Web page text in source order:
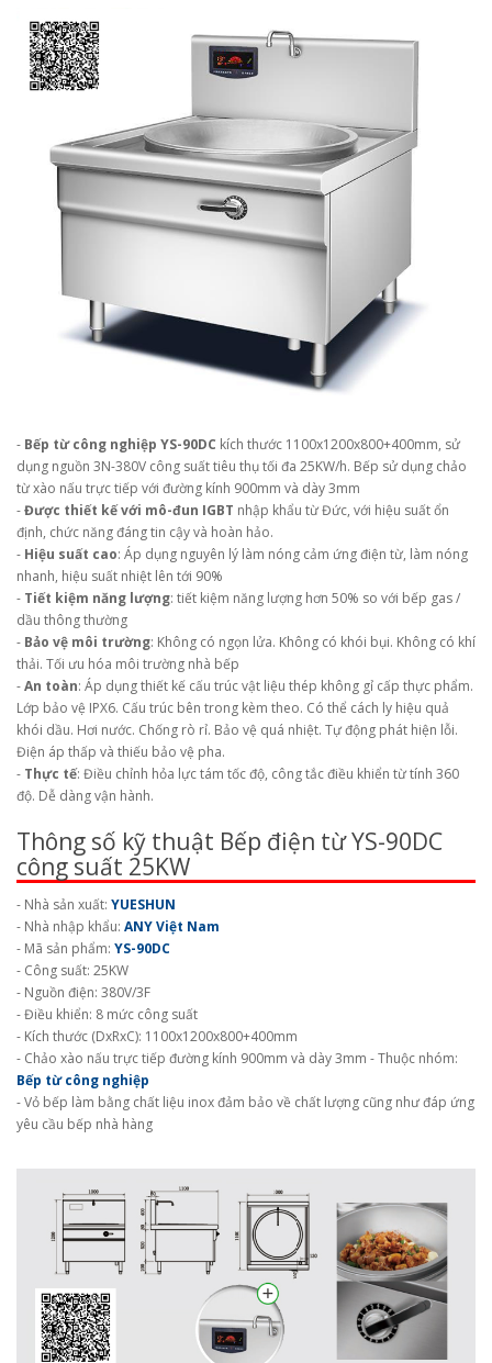
- Bếp từ công nghiệp YS-90DC kích thước 1100x1200x800+400mm, sử
dụng nguồn 3N-380V công suất tiêu thụ tối đa 25KW/h. Bếp sử dụng chảo
từ xào nấu trực tiếp với đường kính 900mm và dày 3mm
-Được thiết kế với mô-đun IGBT nhập khẩu từ Đức, với hiệu suất ổn
định, chức năng đáng tin cậy và hoàn hảo.
- Hiệu suất cao: Áp dụng nguyên lý làm nóng cảm ứng điện từ, làm nóng
nhanh, hiệu suất nhiệt lên tới 90%
- Tiết kiệm năng lượng: tiết kiệm năng lượng hơn 50% so với bếp gas /
dầu thông thường
- Bảo vệ môi trường: Không có ngọn lửa. Không có khói bụi. Không có khí
thải. Tối ưu hóa môi trường nhà bếp
-An toàn: Áp dụng thiết kế cấu trúc vật liệu thép không gỉ cấp thực phẩm.
Lớp bảo vệ IPX6. Cấu trúc bên trong kèm theo. Có thể cách ly hiệu quả
khói dầu. Hơi nước. Chống rò rỉ. Bảo vệ quá nhiệt. Tự động phát hiện lỗi.
Điện áp thấp và thiếu bảo vệ pha.
- Thực tế: Điều chỉnh hỏa lực tám tốc độ, công tắc điều khiển từ tính 360
độ. Dễ dàng vận hành.
Thông số kỹ thuật Bếp điện từ YS-90DC
công suất 25KW
- Nhà sản xuất: YUESHUN
- Nhà nhập khẩu: ANY Việt Nam
- Mã sản phẩm: YS-90DC
- Công suất: 25KW
- Nguồn điện: 380V/3F
- Điều khiển: 8 mức công suất
- Kích thước (DxRxC): 1100x1200x800+400mm
- Chảo xào nấu trực tiếp đường kính 900mm và dày 3mm - Thuộc nhóm:
Bếp từ công nghiệp
- Vỏ bếp làm bằng chất liệu inox đảm bảo về chất lượng cũng như đáp ứng
yêu cầu bếp nhà hàng